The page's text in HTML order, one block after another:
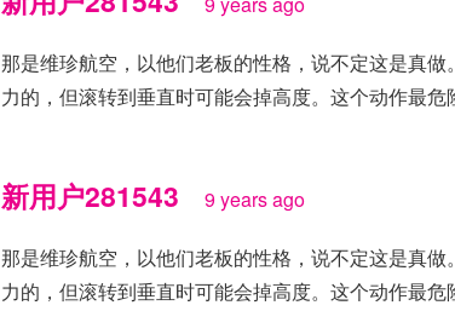
那是维珍航空，以他们老板的性格，说不定这是真
力的，但滚转到垂直时可能会掉高度。这个动作最危
新用户281543 9 years ago
那是维珍航空，以他们老板的性格，说不定这是真
力的，但滚转到垂直时可能会掉高度。这个动作最危